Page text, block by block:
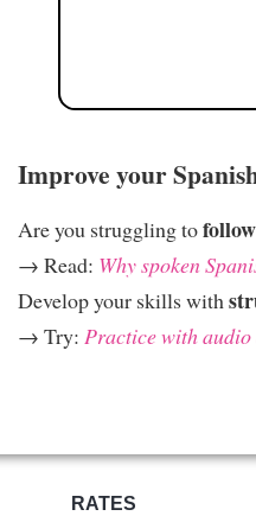
Improve your
Are you struggling to
→ Read: Why spoken
Develop your skills with
→ Try: Practice with
RATES